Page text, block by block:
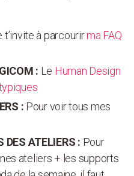
t’invite à parcourirma FAQ
: Le Human Design
: Pour voir tous mes
DES ATELIERS : Pour
ateliers + les supports